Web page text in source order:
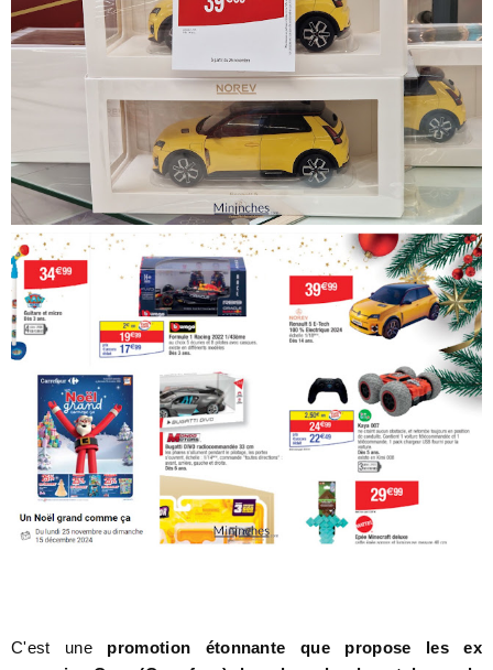
C'est unepromotion étonnante que propose les ex